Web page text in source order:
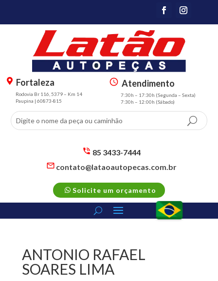
m
ar
Fortaleza
Rodovia Br 116, 5379 – Km 14
Paupina | 60873-815
t
3
sc
e
ul
e
ic
o
n
Atendimento
7:30h – 17:30h (Segunda – Sexta)
7:30h – 12:00h (Sábado)
m
p
h
o
e
lk
ic
o
n
85 3433-7444
m
t2
m
o
ic
o
n
contato@lataoautopecas.com.br
Solicite um orçamento
ANTONIO RAFAEL
SOARES LIMA